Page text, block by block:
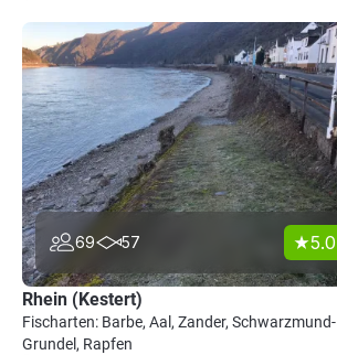
69 57 5.0
Rhein (Kestert)
Fischarten: Barbe, Aal, Zander, Schwarzmund-
Grundel, Rapfen